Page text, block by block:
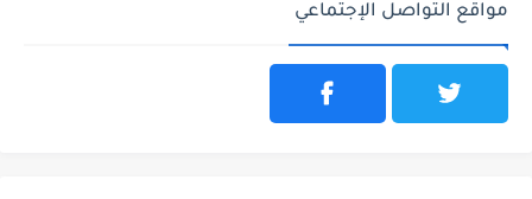
مواقع التواصل الإجتماعي